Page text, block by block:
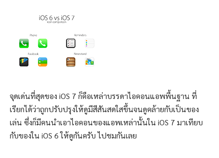
จุดเด่นที่สุดของ iOS 7 ก็คือเหล่าบรรดาไอคอนแอพพื้นฐาน ที่
เรียกได้ว่าถูกปรับปรุงให้ดูมีสีสันสดใสขึ้นจนดูคล้ายกับเป็นของ
เล่น ซึ่งก็มีคนนำเอาไอคอนของแอพเหล่านั้นใน iOS 7 มาเทียบ
กับของใน iOS 6 ให้ดูกันครับ ไปชมกันเลย